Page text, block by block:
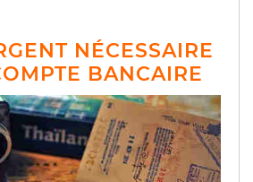
NÉCESSAIRE
BANCAIRE